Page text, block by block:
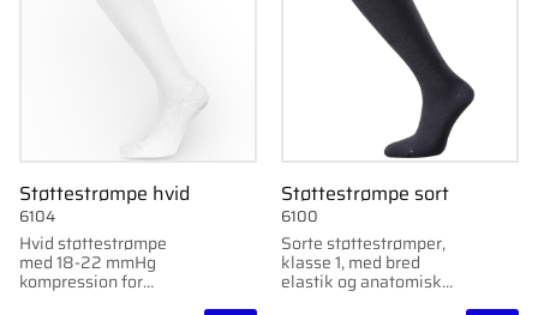
Støttestrømpe hvid
Hvid støttestrømpe
med 18-22 mmHg
kompression for
komfort og modvirkning
6104
Støttestrømpe sort
Sorte støttestrømper,
klasse 1, med bred
elastik og anatomisk
pasform. Strikket i
6100